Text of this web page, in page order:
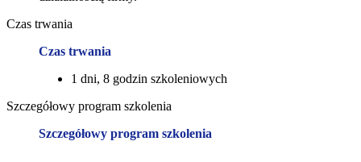
Czas trwania
Czas trwania
1 dni, 8 godzin szkoleniowych
Szczegółowy program szkolenia
Szczegółowy program szkolenia